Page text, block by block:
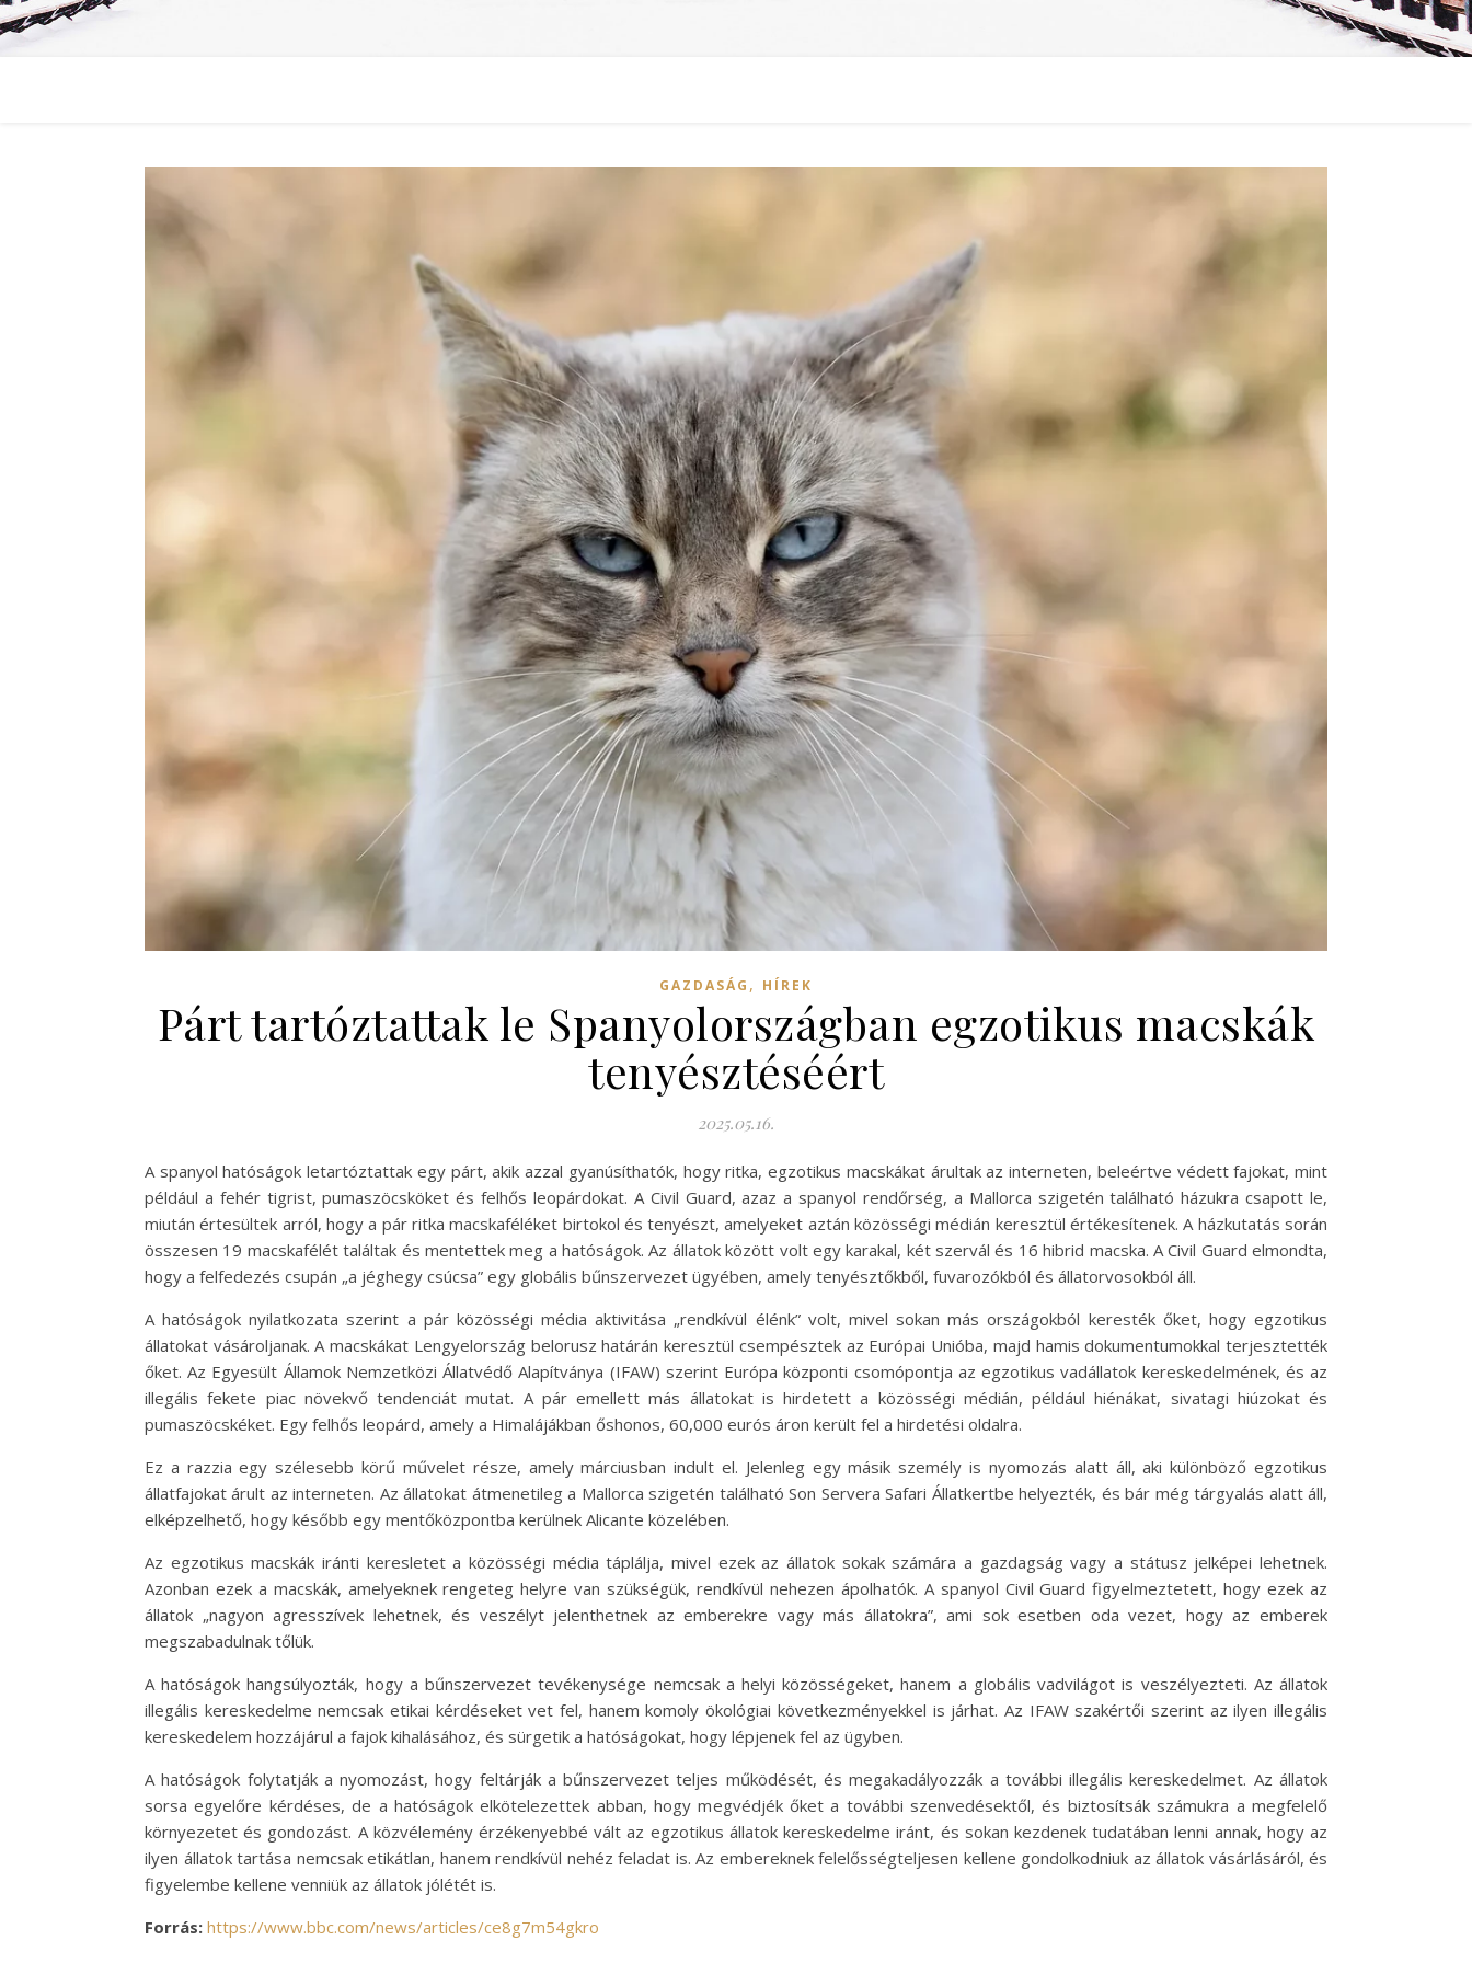
GAZDASÁG , HÍREK
Párt tartóztattak le Spanyolországban egzotikus macskák
tenyésztéséért
2025.05.16.
A spanyol hatóságok letartóztattak egy párt, akik azzal gyanúsíthatók, hogy ritka, egzotikus macskákat árultak az interneten, beleértve védett fajokat, mint
például a fehér tigrist, pumaszöcsköket és felhős leopárdokat. A Civil Guard, azaz a spanyol rendőrség, a Mallorca szigetén található házukra csapott le,
miután értesültek arról, hogy a pár ritka macskaféléket birtokol és tenyészt, amelyeket aztán közösségi médián keresztül értékesítenek. A házkutatás során
összesen 19 macskafélét találtak és mentettek meg a hatóságok. Az állatok között volt egy karakal, két szervál és 16 hibrid macska. A Civil Guard elmondta,
hogy a felfedezés csupán „a jéghegy csúcsa” egy globális bűnszervezet ügyében, amely tenyésztőkből, fuvarozókból és állatorvosokból áll.
A hatóságok nyilatkozata szerint a pár közösségi média aktivitása „rendkívül élénk” volt, mivel sokan más országokból keresték őket, hogy egzotikus
állatokat vásároljanak. A macskákat Lengyelország belorusz határán keresztül csempésztek az Európai Unióba, majd hamis dokumentumokkal terjesztették
őket. Az Egyesült Államok Nemzetközi Állatvédő Alapítványa (IFAW) szerint Európa központi csomópontja az egzotikus vadállatok kereskedelmének, és az
illegális fekete piac növekvő tendenciát mutat. A pár emellett más állatokat is hirdetett a közösségi médián, például hiénákat, sivatagi hiúzokat és
pumaszöcskéket. Egy felhős leopárd, amely a Himalájákban őshonos, 60,000 eurós áron került fel a hirdetési oldalra.
Ez a razzia egy szélesebb körű művelet része, amely márciusban indult el. Jelenleg egy másik személy is nyomozás alatt áll, aki különböző egzotikus
állatfajokat árult az interneten. Az állatokat átmenetileg a Mallorca szigetén található Son Servera Safari Állatkertbe helyezték, és bár még tárgyalás alatt áll,
elképzelhető, hogy később egy mentőközpontba kerülnek Alicante közelében.
Az egzotikus macskák iránti keresletet a közösségi média táplálja, mivel ezek az állatok sokak számára a gazdagság vagy a státusz jelképei lehetnek.
Azonban ezek a macskák, amelyeknek rengeteg helyre van szükségük, rendkívül nehezen ápolhatók. A spanyol Civil Guard figyelmeztetett, hogy ezek az
állatok „nagyon agresszívek lehetnek, és veszélyt jelenthetnek az emberekre vagy más állatokra”, ami sok esetben oda vezet, hogy az emberek
megszabadulnak tőlük.
A hatóságok hangsúlyozták, hogy a bűnszervezet tevékenysége nemcsak a helyi közösségeket, hanem a globális vadvilágot is veszélyezteti. Az állatok
illegális kereskedelme nemcsak etikai kérdéseket vet fel, hanem komoly ökológiai következményekkel is járhat. Az IFAW szakértői szerint az ilyen illegális
kereskedelem hozzájárul a fajok kihalásához, és sürgetik a hatóságokat, hogy lépjenek fel az ügyben.
A hatóságok folytatják a nyomozást, hogy feltárják a bűnszervezet teljes működését, és megakadályozzák a további illegális kereskedelmet. Az állatok
sorsa egyelőre kérdéses, de a hatóságok elkötelezettek abban, hogy megvédjék őket a további szenvedésektől, és biztosítsák számukra a megfelelő
környezetet és gondozást. A közvélemény érzékenyebbé vált az egzotikus állatok kereskedelme iránt, és sokan kezdenek tudatában lenni annak, hogy az
ilyen állatok tartása nemcsak etikátlan, hanem rendkívül nehéz feladat is. Az embereknek felelősségteljesen kellene gondolkodniuk az állatok vásárlásáról, és
figyelembe kellene venniük az állatok jólétét is.
Forrás: https://www.bbc.com/news/articles/ce8g7m54gkro